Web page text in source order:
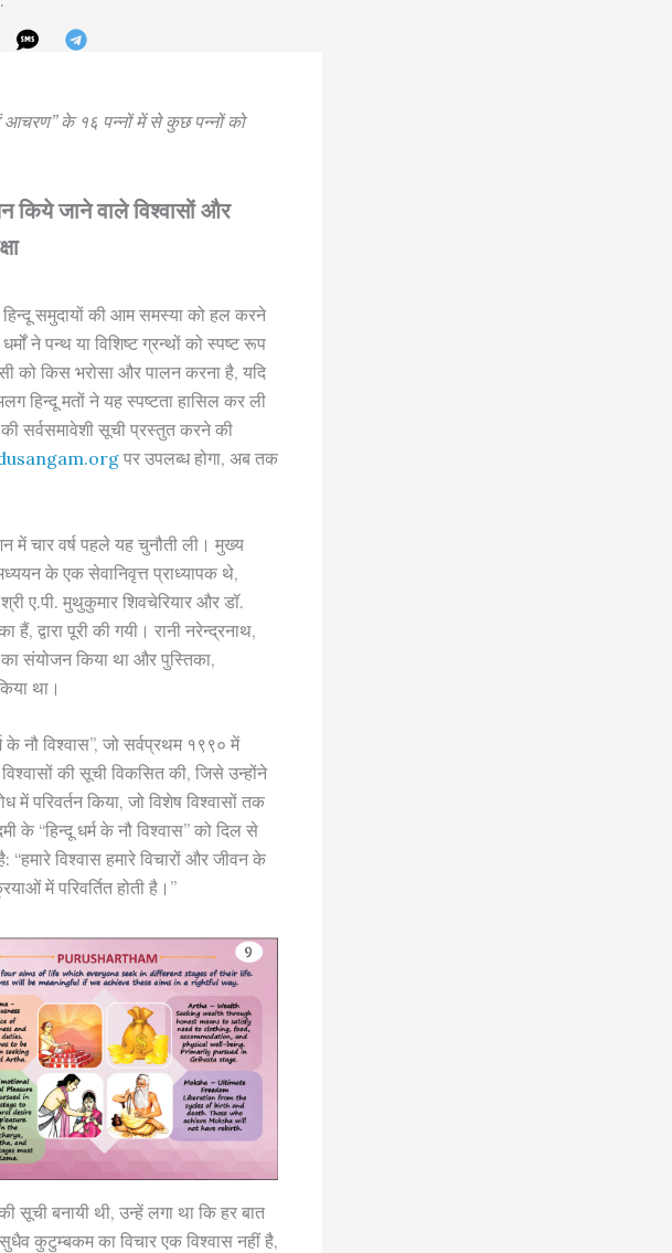
आचरण” के १६ पन्नों में से कुछ पन्नों को
किये जाने वाले विश्वासों और
समुदायों की आम समस्या को हल करने
ने पन्थ या विशिष्ट ग्रन्थों को स्पष्ट रूप
को किस भरोसा और पालन करना है, यदि
हिन्दू मतों ने यह स्पष्टता हासिल कर ली
सर्वसमावेशी सूची प्रस्तुत करने की
पर उपलब्ध होगा, अब तक
में चार वर्ष पहले यह चुनौती ली। मुख्य
के एक सेवानिवृत्त प्राध्यापक थे,
ए.पी. मुथुकुमार शिवचेरियार और डॉ.
द्वारा पूरी की गयी। रानी नरेन्द्रनाथ,
का संयोजन किया था और पुस्तिका,
था।
के नौ विश्वास”, जो सर्वप्रथम १९९० में
की सूची विकसित की, जिसे उन्होंने
परिवर्तन किया, जो विशेष विश्वासों तक
के “हिन्दू धर्म के नौ विश्वास” को दिल से
विश्वास हमारे विचारों और जीवन के
में परिवर्तित होती है।”
सूची बनायी थी, उन्हें लगा था कि हर बात
कुटुम्बकम का विचार एक विश्वास नहीं है,